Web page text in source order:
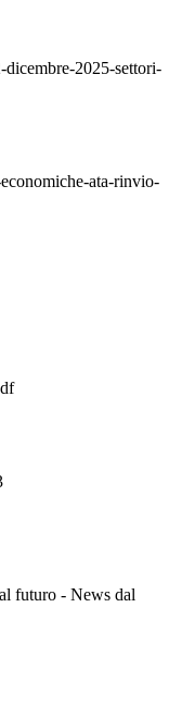
2025-settori-
ata-rinvio-
futuro - News dal